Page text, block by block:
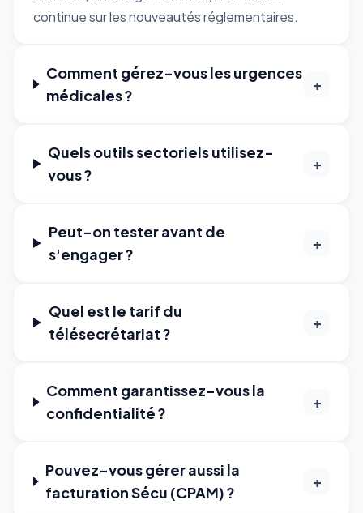
continue sur les nouveautés réglementaires.
Comment gérez-vous les urgences
médicales ?
+
Quels outils sectoriels utilisez-
vous ?
+
Peut-on tester avant de
s'engager ?
+
Quel est le tarif du
télésecrétariat ?
+
Comment garantissez-vous la
confidentialité ?
+
Pouvez-vous gérer aussi la
facturation Sécu (CPAM) ?
+